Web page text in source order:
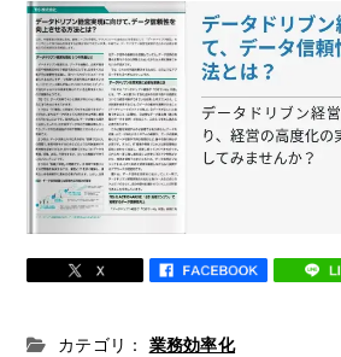
カテゴリ：
業務効率化